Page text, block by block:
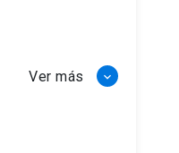
Ver más keyboard_arrow_down